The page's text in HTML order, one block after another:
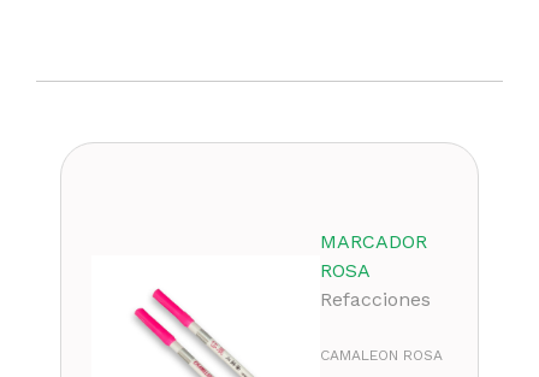
MARCADOR
ROSA
Refacciones
CAMALEON ROSA